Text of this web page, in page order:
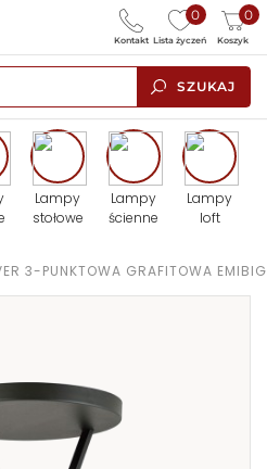
SZUKAJ
0
Lista życzeń
0
Koszyk
Kontakt
Lampy
stołowe
Lampy
ścienne
Lampy
loft
3-PUNKTOWA GRAFITOWA EMIBIG